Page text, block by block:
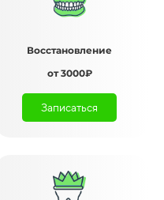
Восстановление
от 3000₽
Записаться